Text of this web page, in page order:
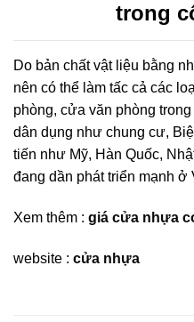
trong
Do bản chất vật liệu bằng
nên có thể làm tấc cả các
phòng, cửa văn phòng
dân dụng như chung cư,
tiến như Mỹ, Hàn Quốc,
đang dần phát triển mạnh ở
Xem thêm : giá cửa nhựa
website : cửa nhựa